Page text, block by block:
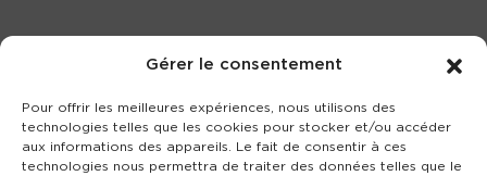
Gérer le consentement
Pour offrir les meilleures expériences, nous utilisons des
technologies telles que les cookies pour stocker et/ou accéder
aux informations des appareils. Le fait de consentir à ces
technologies nous permettra de traiter des données telles que le